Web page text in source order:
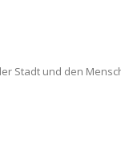
Stadt und den